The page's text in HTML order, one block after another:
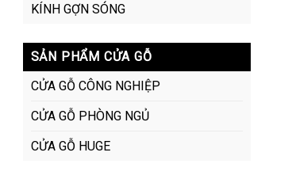
KÍNH GỢN SÓNG
SẢN PHẨM CỬA GỖ
CỬA GỖ CÔNG NGHIỆP
CỬA GỖ PHÒNG NGỦ
CỬA GỖ HUGE